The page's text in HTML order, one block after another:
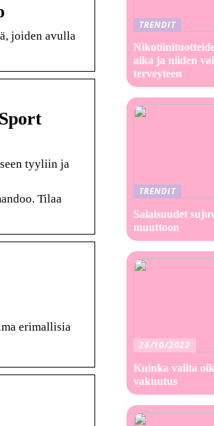
joiden avulla
tyyliin ja
Tilaa
erimallisia
TRENDIT
aika ja niiden
terveyteen
TRENDIT
Salaisuudet
muuttoon
26/10/2022
Kuinka valita
vakuutus